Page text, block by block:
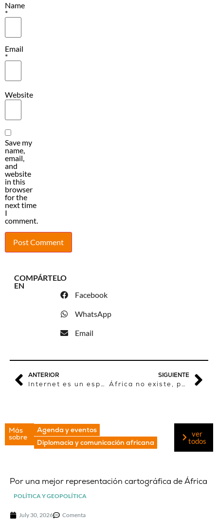
Name
*
Email
*
Website
Save my
name,
email,
and
website
in this
browser
for the
next time
I
comment.
COMPÁRTELO
EN
Facebook
WhatsApp
Email
ANTERIOR
Internet es un espacio más libre donde el periodismo crece en cantidad y calidad
SIGUIENTE
África no existe, pero sí existen los africanos
Más
sobre
Agenda y eventos
Diplomacia y comunicación africana
ver
todos
Por una mejor representación cartográfica de África
POLÍTICA Y GEOPOLÍTICA
July 30, 2026 Comenta